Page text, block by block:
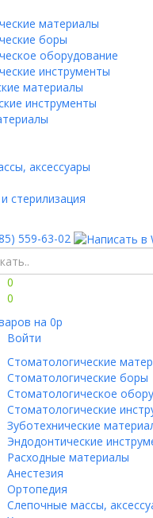
материалы
боры
оборудование
инструменты
материалы
инструменты
аксессуары
стерилизация
559-63-02
0
0
на 0p
Войти
Стоматологические
Стоматологические боры
Стоматологическое
Стоматологические
Зуботехнические
Эндодонтические
Расходные материалы
Анестезия
Ортопедия
Слепочные массы,